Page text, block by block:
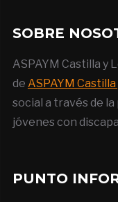
SOBRE
ASPAYM Castilla y
de ASPAYM
social a través de
jóvenes con
PUNTO